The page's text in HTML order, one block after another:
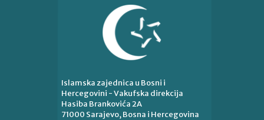
Islamska zajednica u Bosni i
Hercegovini - Vakufska direkcija
Hasiba Brankovića 2A
71000 Sarajevo, Bosna i Hercegovina